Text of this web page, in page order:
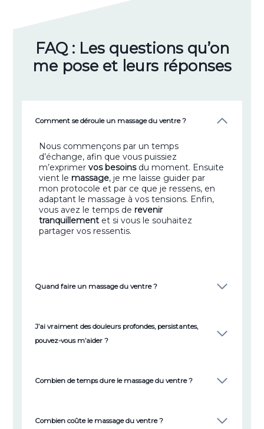
FAQ : Les questions qu’on
me pose et leurs réponses
Comment se déroule un massage du ventre ?
Nous commençons par un temps
d’échange, afin que vous puissiez
m’exprimervos besoins du moment. Ensuite
vient le massage, je me laisse guider par
mon protocole et par ce que je ressens, en
adaptant le massage à vos tensions. Enfin,
vous avez le temps de revenir
tranquillement et si vous le souhaitez
partager vos ressentis.
Quand faire un massage du ventre ?
J’ai vraiment des douleurs profondes, persistantes,
pouvez-vous m’aider ?
Combien de temps dure le massage du ventre ?
Combien coûte le massage du ventre ?